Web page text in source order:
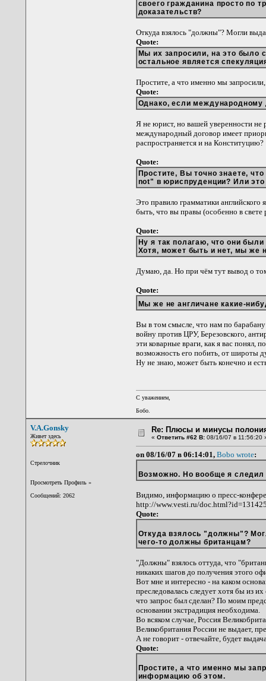
своего гражданина просто по
доказательств?
Откуда взялось "должны"? Могли
Quote:
Мы их запросили, на это было
остальное является
Простите, а что именно мы
Quote:
Однако, если международному
Я не юрист, но вашей уверенности не
международный договор имеет
распространяется и на Конституцию?
Quote:
Простите, Вы точно знаете,
not" в юриспруденции? Или
Это правило грамматики
быть, что вы правы (особенно в свете
Quote:
Ну я так полагаю, что они
Хотя, может быть и нет, мы же
Думаю, да. Но при чём тут вывод о
Quote:
Мы же не англичане какие-
Вы в том смысле, что нам по
войну против ЦРУ, Березовского,
эти коварные враги, как я вас понял,
возможность его побить, от широты
Ну не знаю, может быть конечно и
С уважением,
Бобо.
V.A.Gonsky
Живет здесь
Стрелочник
Просмотреть Профиль»
Сообщений: 2062
Re: Плюсы и минусы
« Ответить #62 В:08/16/07 в 11:56:20
on 08/16/07 в 06:14:01, Bobo wrote:
Возможно. Но вообще я следил
Видимо, информацию о пресс-
http://www.vesti.ru/
Quote:
Откуда взялось "должны"?
чего-то должны британцам?
"Должны" взялось оттуда, что
никаких шагов до получения этого
Вот мне и интересно - на каком
преследовалась следует хотя бы из
что запрос был сделан? По моим
основании экстрадиция необходима.
Во всяком случае, Россия
Великобритания России не выдает,
А не говорит - отвечайте, будет
Quote:
Простите, а что именно мы
информацию об этом.